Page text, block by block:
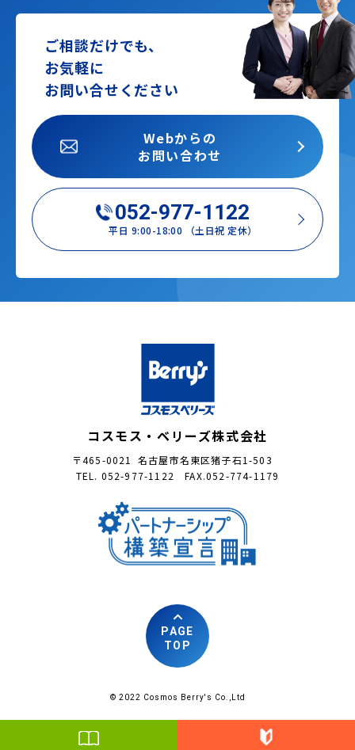
ご相談だけでも、
お気軽に
お問い合せください
052-977-1122
平日 9:00-18:00 （土日祝 定休）
Webからの
お問い合わせ
コスモス・ベリーズ株式会社
〒465-0021 名古屋市名東区猪子石1-503
TEL. 052-977-1122 FAX.052-774-1179
© 2022 Cosmos Berry's Co.,Ltd
PAGE
TOP